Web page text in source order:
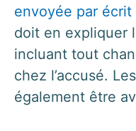
envoyée par écrit
doit en expliquer
incluant tout
chez l’accusé.
également être